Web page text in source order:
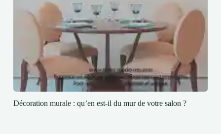
Décoration murale : qu’en est-il du mur de votre salon ?